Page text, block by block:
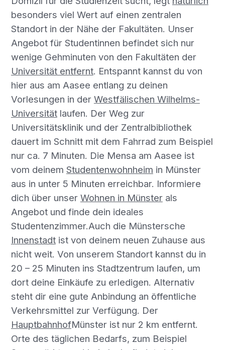
besonders viel Wert auf einen zentralen
Standort in der Nähe der Fakultäten. Unser
Angebot für Studentinnen befindet sich nur
wenige Gehminuten von den Fakultäten der
Universität entfernt. Entspannt kannst du von
hier aus am Aasee entlang zu deinen
Vorlesungen in der Westfälischen Wilhelms-
Universitätlaufen. Der Weg zur
Universitätsklinik und der Zentralbibliothek
dauert im Schnitt mit dem Fahrrad zum Beispiel
nur ca. 7 Minuten. Die Mensa am Aasee ist
vom deinem Studentenwohnheim in Münster
aus in unter 5 Minuten erreichbar. Informiere
dich über unser Wohnen in Münsterals
Angebot und finde dein ideales
Studentenzimmer.Auch die Münstersche
Innenstadtist von deinem neuen Zuhause aus
nicht weit. Von unserem Standort kannst du in
20 – 25 Minuten ins Stadtzentrum laufen, um
dort deine Einkäufe zu erledigen. Alternativ
steht dir eine gute Anbindung an öffentliche
Verkehrsmittel zur Verfügung. Der
HauptbahnhofMünster ist nur 2 km entfernt.
Orte des täglichen Bedarfs, zum Beispiel